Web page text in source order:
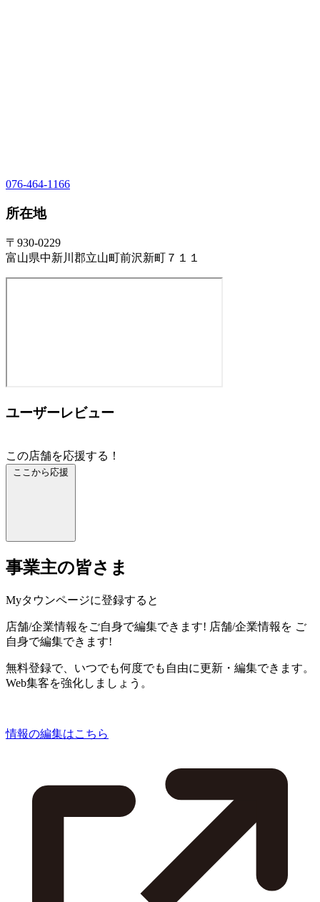
076-464-1166
所在地
〒930-0229
富山県中新川郡立山町前沢新町７１１
ユーザーレビュー
この店舗を応援する！
ここから応援
事業主の皆さま
Myタウンページに登録すると
店舗/企業情報をご自身で編集できます! 店舗/企業情報を ご
自身で編集できます!
無料登録で、いつでも何度でも自由に更新・編集できます。
Web集客を強化しましょう。
情報の編集はこちら